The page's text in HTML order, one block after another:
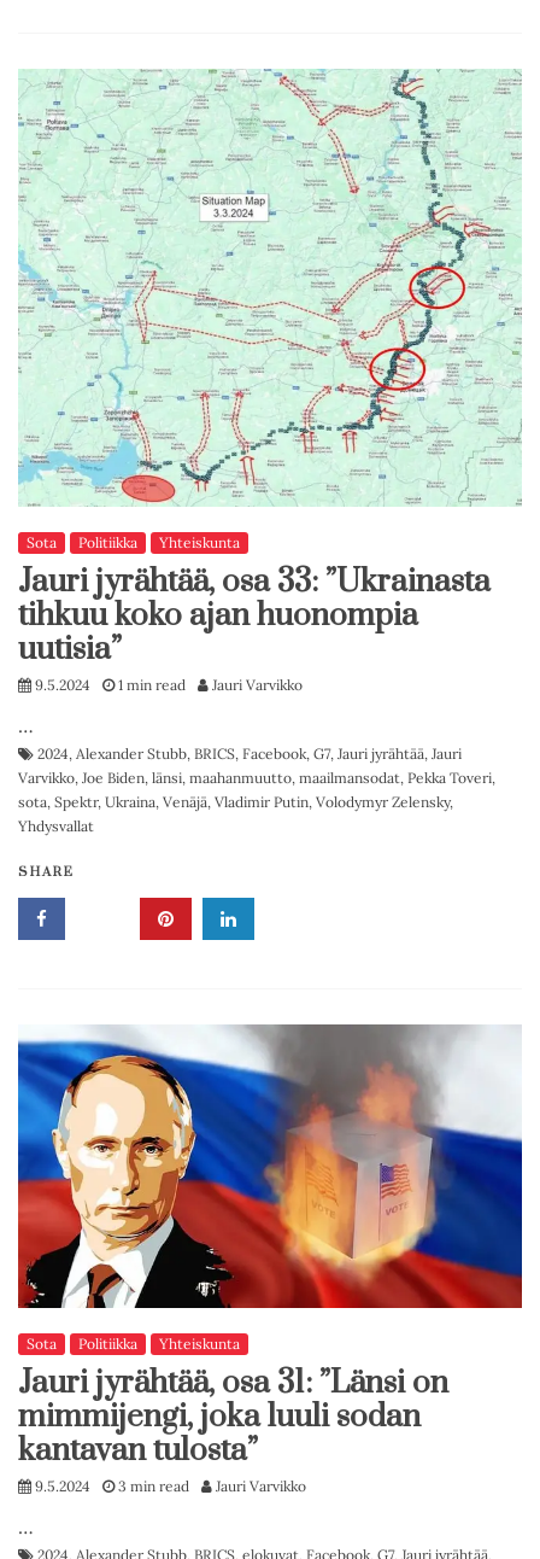
Sota Politiikka Yhteiskunta
Jauri jyrähtää, osa 33: ”Ukrainasta
tihkuu koko ajan huonompia
uutisia”
9.5.2024 1 min read Jauri Varvikko
…
2024, Alexander Stubb, BRICS, Facebook, G7, Jauri jyrähtää, Jauri
Varvikko, Joe Biden, länsi, maahanmuutto, maailmansodat, Pekka Toveri,
sota, Spektr, Ukraina, Venäjä, Vladimir Putin, Volodymyr Zelensky,
Yhdysvallat
SHARE
Sota Politiikka Yhteiskunta
Jauri jyrähtää, osa 31: ”Länsi on
mimmijengi, joka luuli sodan
kantavan tulosta”
9.5.2024 3 min read Jauri Varvikko
…
2024, Alexander Stubb, BRICS, elokuvat, Facebook, G7, Jauri jyrähtää,